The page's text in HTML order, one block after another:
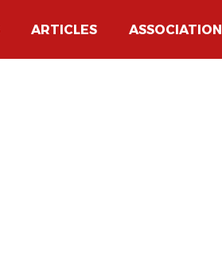
ARTICLES ASSOCIATION